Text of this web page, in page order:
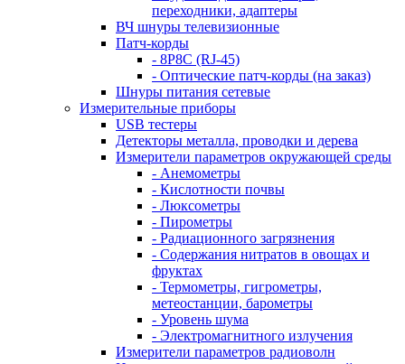
переходники, адаптеры
ВЧ шнуры телевизионные
Патч-корды
- 8P8C (RJ-45)
- Оптические патч-корды (на заказ)
Шнуры питания сетевые
Измерительные приборы
USB тестеры
Детекторы металла, проводки и дерева
Измерители параметров окружающей среды
- Анемометры
- Кислотности почвы
- Люксометры
- Пирометры
- Радиационного загрязнения
- Содержания нитратов в овощах и
фруктах
- Термометры, гигрометры,
метеостанции, барометры
- Уровень шума
- Электромагнитного излучения
Измерители параметров радиоволн